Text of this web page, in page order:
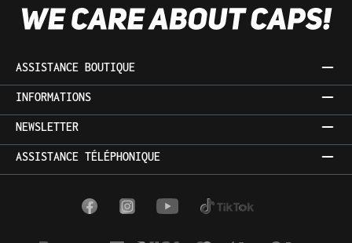
ASSISTANCE BOUTIQUE
INFORMATIONS
NEWSLETTER
ASSISTANCE TÉLÉPHONIQUE